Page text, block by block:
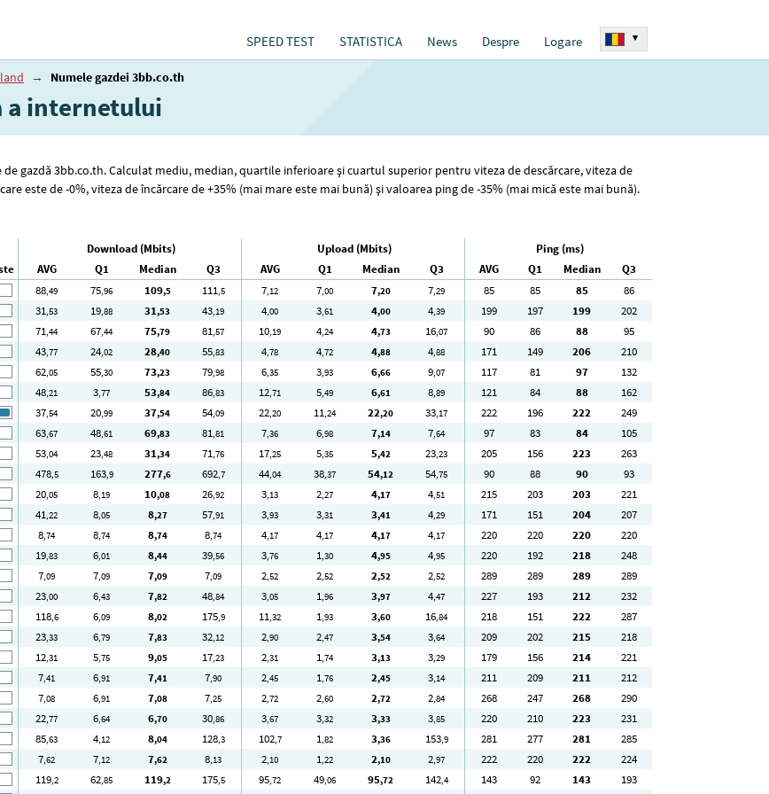
SPEED TEST STATISTICA News Despre Logare ▾
→ Numele gazdei 3bb.co.th
a internetului
gazdă 3bb.co.th. Calculat mediu, median, quartile inferioare și cuartul superior pentru viteza de descărcare, viteza de
este de -0%, viteza de încărcare de +35% (mai mare este mai bună) și valoarea ping de -35% (mai mică este mai bună).
Download (Mbits) Upload (Mbits)
Ping (ms)
AVG Q1 Median Q3 AVG Q1 Median Q3 AVG Q1 Median
Q3
88,49 75,96 109,5 111,5 7,12 7,00 7,20 7,29 85 85 85
86
31,53 19,88 31,53 43,19 4,00 3,61 4,00 4,39 199 197 199
202
71,44 67,44 75,79 81,57 10,19 4,24 4,73 16,07 90 86 88
95
43,77 24,02 28,40 55,83 4,78 4,72 4,88 4,88 171 149 206
210
62,05 55,30 73,23 79,98 6,35 3,93 6,66 9,07 117 81 97
132
48,21 3,77 53,84 86,83 12,71 5,49 6,61 8,89 121 84 88
162
37,54 20,99 37,54 54,09 22,20 11,24 22,20 33,17 222 196 222
249
63,67 48,61 69,83 81,81 7,36 6,98 7,14 7,64 97 83 84
105
53,04 23,48 31,34 71,76 17,25 5,35 5,42 23,23 205 156 223
263
478,5 163,9 277,6 692,7 44,04 38,37 54,12 54,75 90 88 90
93
20,05 8,19 10,08 26,92 3,13 2,27 4,17 4,51 215 203 203
221
41,22 8,05 8,27 57,91 3,93 3,31 3,41 4,29 171 151 204
207
8,74 8,74 8,74 8,74 4,17 4,17 4,17 4,17 220 220 220
220
19,83 6,01 8,44 39,56 3,76 1,30 4,95 4,95 220 192 218
248
7,09 7,09 7,09 7,09 2,52 2,52 2,52 2,52 289 289 289
289
23,00 6,43 7,82 48,84 3,05 1,96 3,97 4,47 227 193 212
232
118,6 6,09 8,02 175,9 11,32 1,93 3,60 16,84 218 151 222
287
23,33 6,79 7,83 32,12 2,90 2,47 3,54 3,64 209 202 215
218
12,31 5,75 9,05 17,23 2,31 1,74 3,13 3,29 179 156 214
221
7,41 6,91 7,41 7,90 2,45 1,76 2,45 3,14 211 209 211
212
7,08 6,91 7,08 7,25 2,72 2,60 2,72 2,84 268 247 268
290
22,77 6,64 6,70 30,86 3,67 3,32 3,33 3,85 220 210 223
231
85,63 4,12 8,04 128,3 102,7 1,82 3,36 153,9 281 277 281
285
7,62 7,12 7,62 8,13 2,10 1,22 2,10 2,97 222 220 222
224
119,2 62,85 119,2 175,5 95,72 49,06 95,72 142,4 143 92 143
193